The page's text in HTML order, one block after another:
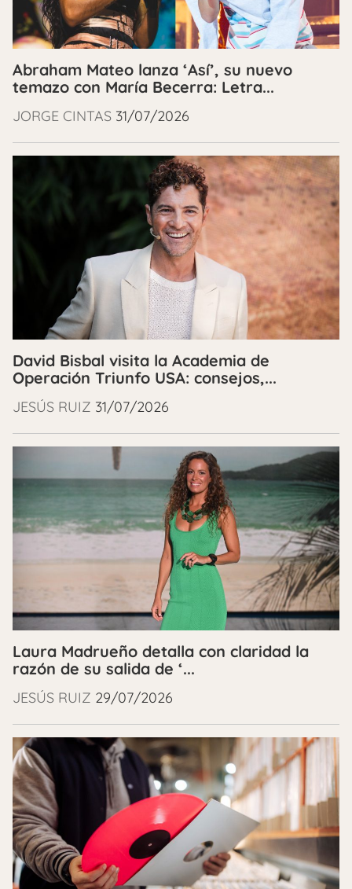
Abraham Mateo lanza ‘Así’, su nuevo
temazo con María Becerra: Letra...
JORGE CINTAS 31/07/2026
David Bisbal visita la Academia de
Operación Triunfo USA: consejos,...
JESÚS RUIZ 31/07/2026
Laura Madrueño detalla con claridad la
razón de su salida de ‘...
JESÚS RUIZ 29/07/2026